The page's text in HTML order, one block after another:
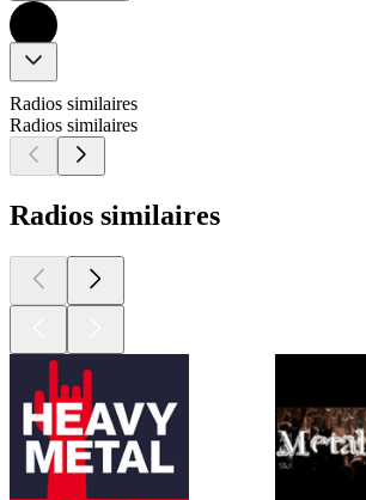
Radios similaires
Radios similaires
Radios similaires